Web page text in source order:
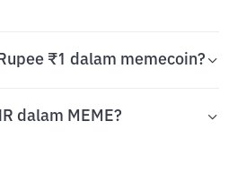
₹1 dalam memecoin?
dalam MEME?